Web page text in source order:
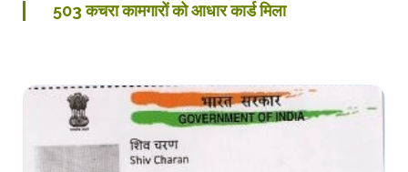
503 कचरा कामगारों को आधार कार्ड मिला